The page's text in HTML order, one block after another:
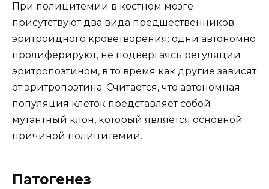
При полицитемии в костном мозге
присутствуют два вида предшественников
эритроидного кроветворения: одни автономно
пролиферируют, не подвергаясь регуляции
эритропоэтином, в то время как другие зависят
от эритропоэтина. Считается, что автономная
популяция клеток представляет собой
мутантный клон, который является основной
причиной полицитемии.
Патогенез